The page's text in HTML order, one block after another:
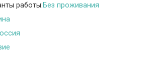
работы:Без проживания